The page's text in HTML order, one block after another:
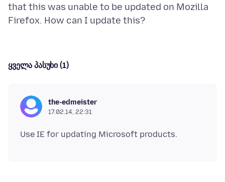
that this was unable to be updated on Mozilla
ყველა პასუხი (1)
the-edmeister
17.02.14, 22:31